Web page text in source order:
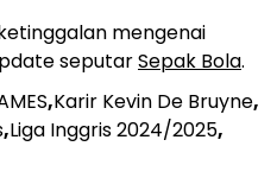
mengenai
seputarSepak Bola.
,Karir Kevin De Bruyne,
,Liga Inggris 2024/2025,